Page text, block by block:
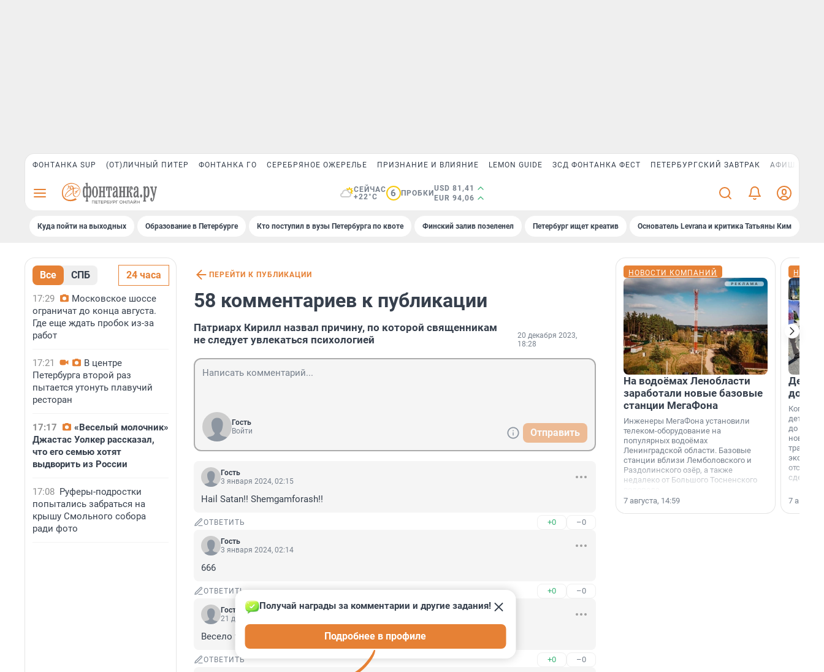
ФОНТАНКА SUP (ОТ)ЛИЧНЫЙ ПИТЕР ФОНТАНКА ГО СЕРЕБРЯНОЕ ОЖЕРЕЛЬЕ ПРИЗНАНИЕ И ВЛИЯНИЕ LEMON GUIDE ЗСД ФОНТАНКА ФЕСТ ПЕТЕРБУРГСКИЙ ЗАВТРАК АФИША PLUS
СЕЙЧАС
+22°C
6 ПРОБКИ
USD 81,41
EUR 94,06
Куда пойти на выходных Образование в Петербурге Кто поступил в вузы Петербурга по квоте Финский залив позеленел Петербург ищет креатив Основатель Levrana и критика Татьяны Ким
Все СПБ 24 часа
17:29
Московское шоссе
ограничат до конца августа.
Где еще ждать пробок из-за
работ
17:21
В центре
Петербурга второй раз
пытается утонуть плавучий
ресторан
17:17
«Веселый молочник»
Джастас Уолкер рассказал,
что его семью хотят
выдворить из России
17:08 Руферы-подростки
попытались забраться на
крышу Смольного собора
ради фото
ПЕРЕЙТИ К ПУБЛИКАЦИИ
58 комментариев к публикации
Патриарх Кирилл назвал причину, по которой священникам
не следует увлекаться психологией
20 декабря 2023,
18:28
Гость
Войти
Отправить
Гость
3 января 2024, 02:15
Hail Satan!! Shemgamforash!!
ОТВЕТИТЬ +0 –0
Гость
3 января 2024, 02:14
666
ОТВЕТИТЬ +0 –0
Гость
21 декабря 2023, 16:02
Весело тут у вас....!
ОТВЕТИТЬ +0 –0
Получай награды за комментарии и другие задания!
Подробнее в профиле
НОВОСТИ КОМПАНИЙ
На водоёмах Ленобласти
заработали новые базовые
станции МегаФона
Инженеры МегаФона установили
телеком-оборудование на
популярных водоёмах
Ленинградской области. Базовые
станции вблизи Лемболовского и
Раздолинского озёр, а также
недалеко от Большого Тосненского
7 августа, 14:59
Когда-
дети
до
новости
сделали
7